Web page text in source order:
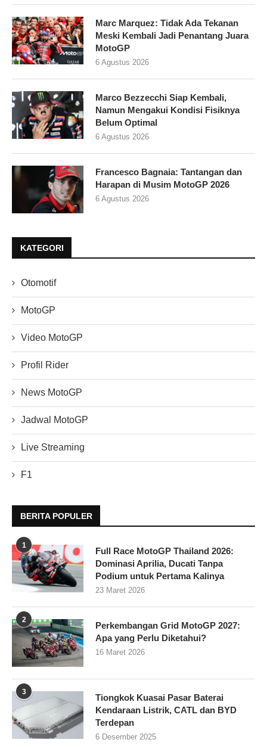
Marc Marquez: Tidak Ada Tekanan
Meski Kembali Jadi Penantang Juara
MotoGP
6 Agustus 2026
Marco Bezzecchi Siap Kembali,
Namun Mengakui Kondisi Fisiknya
Belum Optimal
6 Agustus 2026
Francesco Bagnaia: Tantangan dan
Harapan di Musim MotoGP 2026
6 Agustus 2026
KATEGORI
Otomotif
MotoGP
Video MotoGP
Profil Rider
News MotoGP
Jadwal MotoGP
Live Streaming
F1
BERITA POPULER
1
Full Race MotoGP Thailand 2026:
Dominasi Aprilia, Ducati Tanpa
Podium untuk Pertama Kalinya
23 Maret 2026
2
Perkembangan Grid MotoGP 2027:
Apa yang Perlu Diketahui?
16 Maret 2026
3
Tiongkok Kuasai Pasar Baterai
Kendaraan Listrik, CATL dan BYD
Terdepan
6 Desember 2025